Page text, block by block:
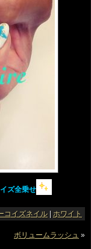
ズ全乗せ
コイズネイル | ホワイト
ボリュームラッシュ »